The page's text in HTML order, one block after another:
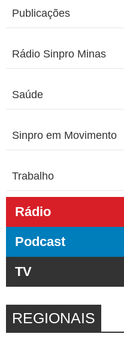
Publicações
Rádio Sinpro Minas
Saúde
Sinpro em Movimento
Trabalho
Rádio
Podcast
TV
REGIONAIS